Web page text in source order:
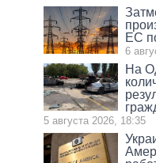
ЕС
6
На
5 августа 2026, 18:35